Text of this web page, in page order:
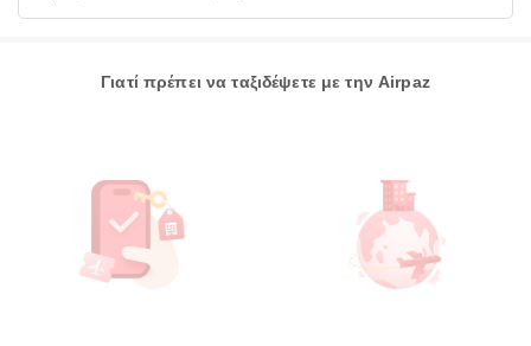
Γιατί πρέπει να ταξιδέψετε με την Airpaz